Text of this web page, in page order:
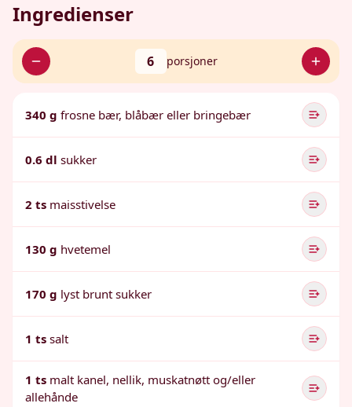
Ingredienser
6 porsjoner
340 g frosne bær, blåbær eller bringebær
0.6 dl sukker
2 ts maisstivelse
130 g hvetemel
170 g lyst brunt sukker
1 ts salt
1 ts malt kanel, nellik, muskatnøtt og/eller
allehånde